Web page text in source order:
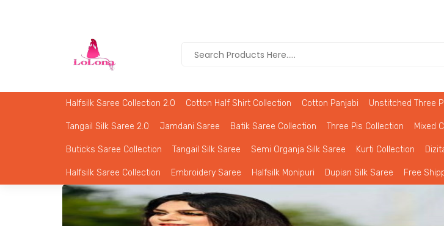
Halfsilk Saree Collection 2.0 Cotton Half Shirt Collection Cotton Panjabi Unstitched Three
Tangail Silk Saree 2.0 Jamdani Saree Batik Saree Collection Three Pis Collection Mixed
Buticks Saree Collection Tangail Silk Saree Semi Organja Silk Saree Kurti Collection
Halfsilk Saree Collection Embroidery Saree Halfsilk Monipuri Dupian Silk Saree Free